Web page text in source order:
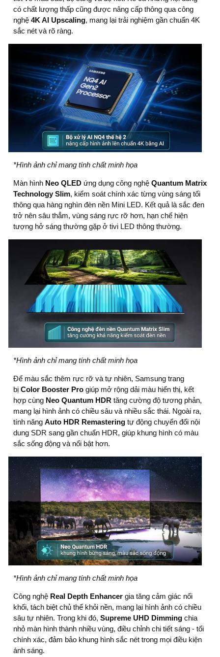
có chất lượng thấp cũng được nâng cấp thông qua công
nghệ 4K AI Upscaling, mang lại trải nghiệm gần chuẩn 4K
sắc nét và rõ ràng.
*Hình ảnh chỉ mang tính chất minh họa
Màn hình Neo QLED ứng dụng công nghệ Quantum Matrix
Technology Slim, kiểm soát chính xác từng vùng sáng tối
thông qua hàng nghìn đèn nền Mini LED. Kết quả là sắc đen
trở nên sâu thẳm, vùng sáng rực rỡ hơn, hạn chế hiện
tượng hở sáng thường gặp ở tivi LED thông thường.
*Hình ảnh chỉ mang tính chất minh họa
Để màu sắc thêm rực rỡ và tự nhiên, Samsung trang
bị Color Booster Pro giúp mở rộng dải màu hiển thị, kết
hợp cùng Neo Quantum HDR tăng cường độ tương phản,
mang lại hình ảnh có chiều sâu và nhiều sắc thái. Ngoài ra,
tính năng Auto HDR Remastering tự động chuyển đổi nội
dung SDR sang gần chuẩn HDR, giúp khung hình có màu
sắc sống động và nổi bật hơn.
*Hình ảnh chỉ mang tính chất minh họa
Công nghệ Real Depth Enhancer gia tăng cảm giác nổi
khối, tách biệt chủ thể khỏi nền, mang lại hình ảnh có chiều
sâu tự nhiên. Trong khi đó, Supreme UHD Dimming chia
nhỏ màn hình thành nhiều vùng, điều chỉnh chi tiết sáng - tối
chính xác, đảm bảo khung hình sắc nét trong mọi điều kiện
ánh sáng.